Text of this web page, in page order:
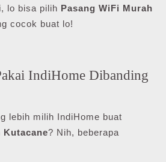
lo bisa pilih Pasang WiFi Murah
cocok buat lo!
IndiHome Dibanding
lebih milih IndiHome buat
Kutacane? Nih, beberapa